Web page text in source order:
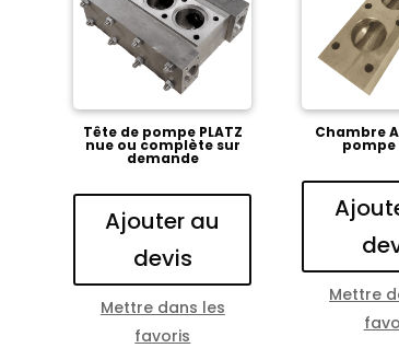
Tête de pompe PLATZ
nue ou complète sur
demande
Ajouter au
devis
Mettre dans les
favoris
Chambre
pompe
Mettre